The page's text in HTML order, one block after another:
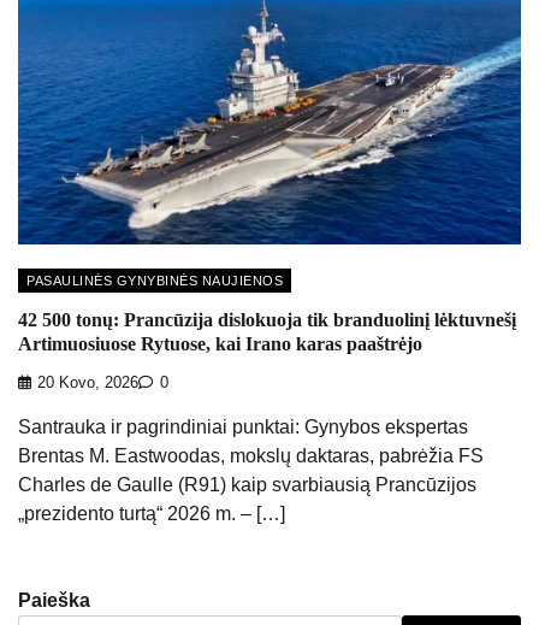
PASAULINĖS GYNYBINĖS NAUJIENOS
42 500 tonų: Prancūzija dislokuoja tik branduolinį lėktuvnešį
Artimuosiuose Rytuose, kai Irano karas paaštrėjo
20 Kovo, 2026 0
Santrauka ir pagrindiniai punktai: Gynybos ekspertas
Brentas M. Eastwoodas, mokslų daktaras, pabrėžia FS
Charles de Gaulle (R91) kaip svarbiausią Prancūzijos
„prezidento turtą“ 2026 m. – […]
Paieška